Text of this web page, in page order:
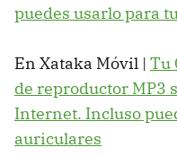
puedes usarlo para
En Xataka Móvil | Tu
de reproductor MP3
Internet. Incluso
auriculares